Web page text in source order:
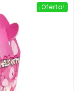
¡Oferta!